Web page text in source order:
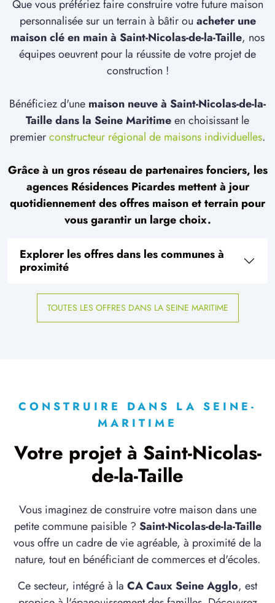
Que vous préfériez faire construire votre future maison
personnalisée sur un terrain à bâtir ou acheter une
maison clé en main à Saint-Nicolas-de-la-Taille, nos
équipes oeuvrent pour la réussite de votre projet de
construction !
Bénéficiez d'une maison neuve à Saint-Nicolas-de-la-
Taille dans la Seine Maritimeen choisissant le
premierconstructeur régional de maisons individuelles.
Grâce à un gros réseau de partenaires fonciers, les
agences Résidences Picardes mettent à jour
quotidiennement des offres maison et terrain pour
vous garantir un large choix.
Explorer les offres dans les communes à
proximité
TOUTES LES OFFRES DANS LA SEINE MARITIME
CONSTRUIRE DANS LA SEINE-
MARITIME
Votre projet à Saint-Nicolas-
de-la-Taille
Vous imaginez de construire votre maison dans une
petite commune paisible ? Saint-Nicolas-de-la-Taille
vous offre un cadre de vie agréable, à proximité de la
nature, tout en bénéficiant de commerces et d'écoles.
Ce secteur, intégré à la CA Caux Seine Agglo, est